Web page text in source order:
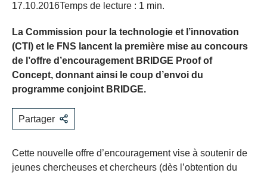
17.10.2016Temps de lecture : 1 min.
La Commission pour la technologie et l’innovation
(CTI) et le FNS lancent la première mise au concours
de l’offre d’encouragement BRIDGE Proof of
Concept, donnant ainsi le coup d’envoi du
programme conjoint BRIDGE.
Partager
Cette nouvelle offre d’encouragement vise à soutenir de
jeunes chercheuses et chercheurs (dès l’obtention du